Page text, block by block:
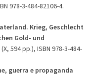
978-3-484-82106-4.
Krieg, Geschlecht
Gold- und
594 pp.), ISBN 978-3-484-
guerra e propaganda